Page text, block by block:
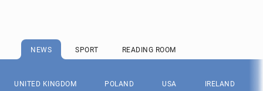
NEWS SPORT READING ROOM
UNITED KINGDOM POLAND USA IRELAND